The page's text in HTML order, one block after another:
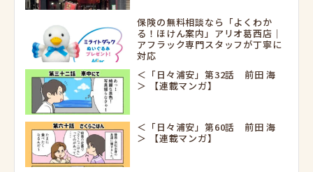
保険の無料相談なら「よくわか
る！ほけん案内」アリオ葛西店｜
アフラック専門スタッフが丁寧に
対応
＜「日々浦安」第32話 前田 海
＞ 【連載マンガ】
＜「日々浦安」第60話 前田 海
＞ 【連載マンガ】